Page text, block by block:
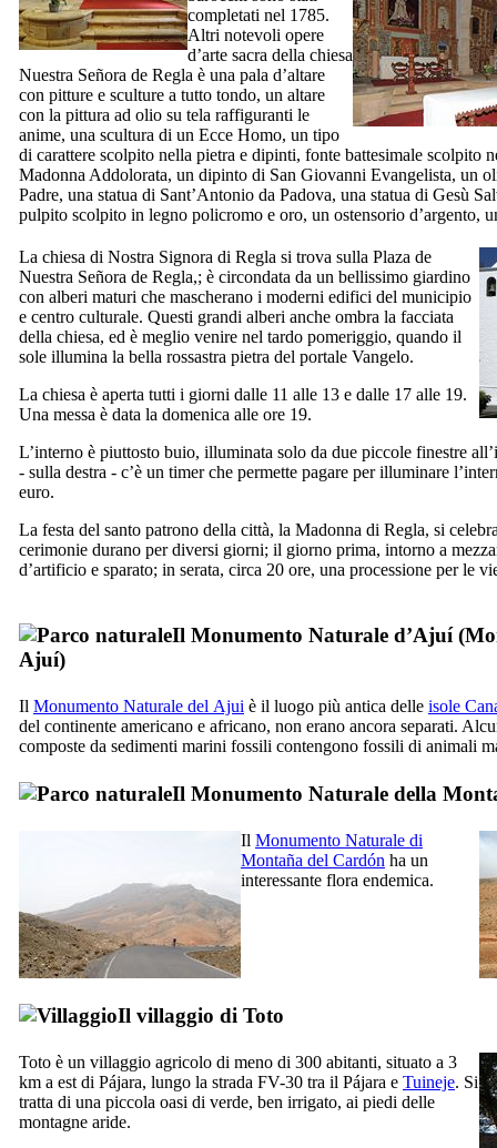
completati nel 1785.
Altri notevoli opere
d’arte sacra della chiesa
Nuestra Señora de Regla è una pala d’altare
con pitture e sculture a tutto tondo, un altare
con la pittura ad olio su tela raffiguranti le
anime, una scultura di un Ecce Homo, un tipo
di carattere scolpito nella pietra e dipinti, fonte battesimale scolpito
Madonna Addolorata, un dipinto di San Giovanni Evangelista, un
Padre, una statua di Sant’Antonio da Padova, una statua di Gesù
pulpito scolpito in legno policromo e oro, un ostensorio d’argento,
La chiesa di Nostra Signora di Regla si trova sulla Plaza de
Nuestra Señora de Regla,; è circondata da un bellissimo giardino
con alberi maturi che mascherano i moderni edifici del municipio
e centro culturale. Questi grandi alberi anche ombra la facciata
della chiesa, ed è meglio venire nel tardo pomeriggio, quando il
sole illumina la bella rossastra pietra del portale Vangelo.
La chiesa è aperta tutti i giorni dalle 11 alle 13 e dalle 17 alle 19.
Una messa è data la domenica alle ore 19.
L’interno è piuttosto buio, illuminata solo da due piccole finestre
- sulla destra - c’è un timer che permette pagare per illuminare
euro.
La festa del santo patrono della città, la Madonna di Regla, si
cerimonie durano per diversi giorni; il giorno prima, intorno a
d’artificio e sparato; in serata, circa 20 ore, una processione per le
Il Monumento Naturale d’Ajuí(
Ajuí)
Il Monumento Naturale del Ajui è il luogo più antica delle isole
del continente americano e africano, non erano ancora separati.
composte da sedimenti marini fossili contengono fossili di animali
Il Monumento Naturale della
Il Monumento Naturale di
Montaña del Cardón ha un
interessante flora endemica.
Il villaggio di Toto
Toto è un villaggio agricolo di meno di 300 abitanti, situato a 3
km a est di Pájara, lungo la strada FV-30 tra il Pájara e Tuineje. Si
tratta di una piccola oasi di verde, ben irrigato, ai piedi delle
montagne aride.